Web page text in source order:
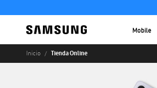
Mobile
Inicio Tienda Online